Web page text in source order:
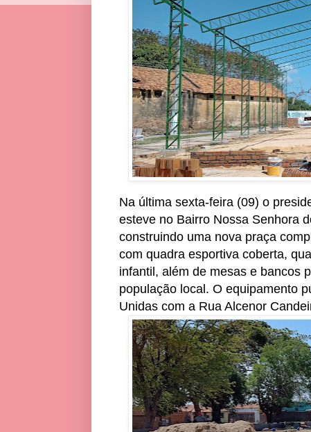
Na última sexta-feira (09) o
esteve no Bairro Nossa Senhora
construindo uma nova praça
com quadra esportiva coberta,
infantil, além de mesas e bancos
população local. O equipamento
Unidas com a Rua Alcenor